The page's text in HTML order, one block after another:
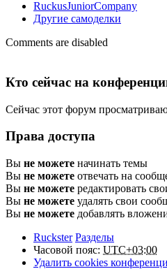
RuckusJuniorCompany
Другие самоделки
Comments are disabled
Кто сейчас на
Сейчас этот форум
Права доступа
Вы не можете начинать темы
Вы не можете отвечать на
Вы не можете редактировать
Вы не можете удалять свои
Вы не можете добавлять
Ruckster Разделы
Часовой пояс: UTC+03:00
Удалить cookies